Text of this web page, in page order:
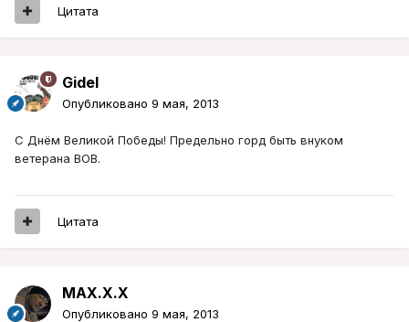
Цитата
Gidel
Опубликовано 9 мая, 2013
С Днём Великой Победы! Предельно горд быть внуком
ветерана ВОВ.
Цитата
MAX.X.X
Опубликовано 9 мая, 2013